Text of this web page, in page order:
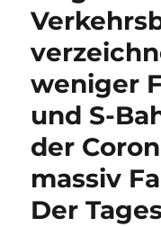
weniger
und S-
der
massiv
Der